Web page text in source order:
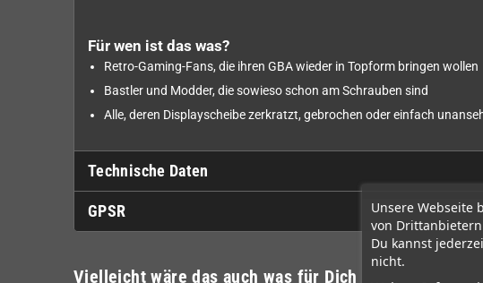
Unsere Webseite
von
Du kannst
nicht.
Für wen ist das was?
Retro-Gaming-Fans, die ihren GBA wieder in Topform bringen wollen
Bastler und Modder, die sowieso schon am Schrauben sind
Alle, deren Displayscheibe zerkratzt, gebrochen oder einfach
Technische Daten
GPSR
Vielleicht wäre das auch was für Dich